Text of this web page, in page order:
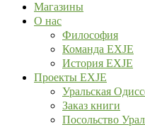
Магазины
О нас
Философия
Команда EXJE
История EXJE
Проекты EXJE
Уральская
Заказ книги
Посольство